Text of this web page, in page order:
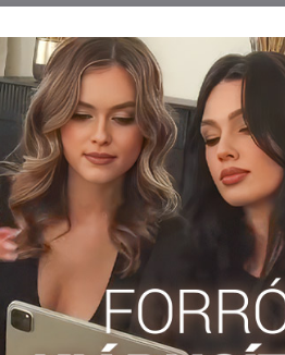
különböző méretű
ruhával, és alkosson elbűvölő ruhát.
harisnya Vékony harisnya
FacebookTwitterBlueskyPinterestReddit